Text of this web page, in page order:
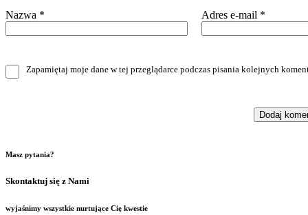
Nazwa * Adres e-mail *
Zapamiętaj moje dane w tej przeglądarce podczas pisania kolejnych
Masz pytania?
Skontaktuj się z Nami
wyjaśnimy wszystkie nurtujące Cię kwestie